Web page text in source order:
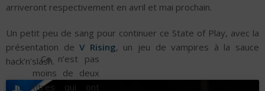
arriveront respectivement en avril et mai prochain.
Un petit peu de sang pour continuer ce State of Play, avec la
présentation deV Rising, un jeu de vampires à la sauce
hack’n’slash.. Ce n’est pas
moins de deux
titres qui ont